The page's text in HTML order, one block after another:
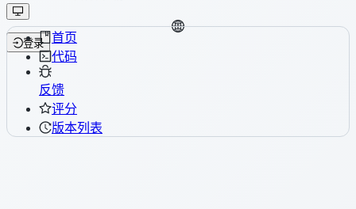
登录
首页
代码
反馈
评分
版本列表